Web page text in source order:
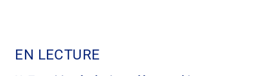
EN LECTURE